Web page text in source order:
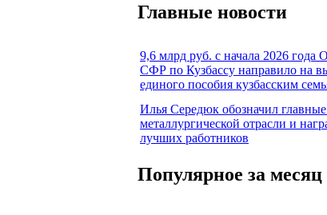
Главные новости
9,6 млрд руб. с начала 2026 года
СФР по Кузбассу направило на
единого пособия кузбасским
Илья Середюк обозначил
металлургической отрасли и
лучших работников
Популярное за месяц